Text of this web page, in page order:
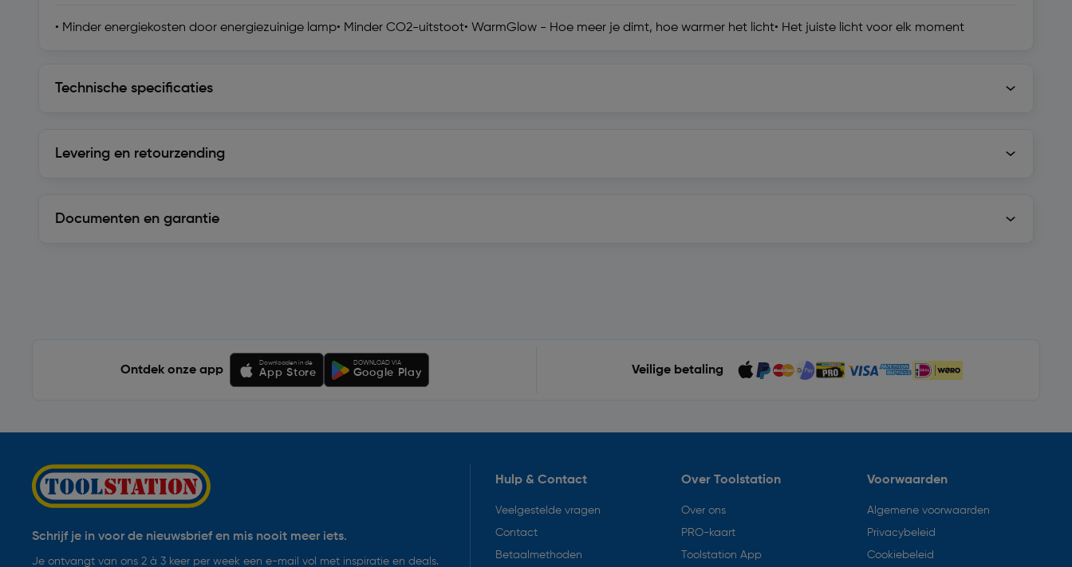
• Minder energiekosten door energiezuinige lamp• Minder CO2-uitstoot• WarmGlow - Hoe meer je dimt, hoe warmer het licht• Het juiste licht voor elk moment
Technische specificaties
Levering en retourzending
Documenten en garantie
Ontdek onze app
Downloaden in de
App Store
DOWNLOAD VIA
Google Play Veilige betaling
Schrijf je in voor de nieuwsbrief en mis nooit meer iets.
Je ontvangt van ons 2 à 3 keer per week een e-mail vol met inspiratie en deals.
Hulp & Contact
Veelgestelde vragen
Contact
Betaalmethoden
Over Toolstation
Over ons
PRO-kaart
Toolstation App
Voorwaarden
Algemene voorwaarden
Privacybeleid
Cookiebeleid